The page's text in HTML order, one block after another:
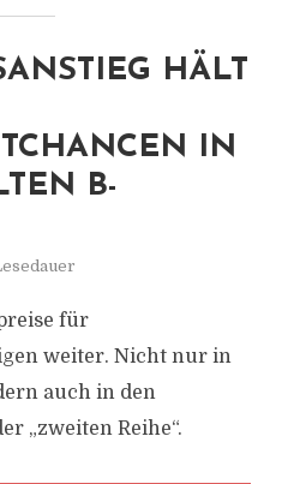
HÄLT
IN
B-
für
weiter. Nicht nur in
auch in den
„zweiten Reihe“.